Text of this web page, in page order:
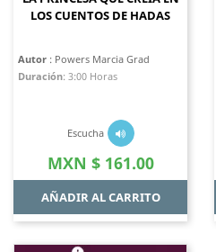
LOS CUENTOS DE HADAS
Autor : Powers Marcia Grad
Duración: 3:00 Horas
Escucha
Precio
MXN $ 161.00
AÑADIR AL CARRITO